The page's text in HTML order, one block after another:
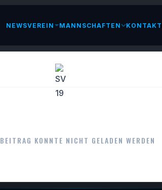
NEWSVEREIN MANNSCHAFTEN KONTAKT
BEITRAG KONNTE NICHT GELADEN WERDEN